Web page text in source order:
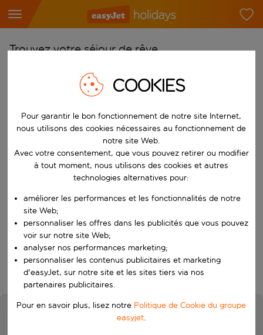
Trouvez votre séjour de rêve
Commencez à taper pour la saisie automatique. Lorsque les
Choisissez votre aéroport
Commencez à taper pour la saisie automatique. Lorsque les
Choisissez votre destination
Vers
Choisissez vos dates
Quand
Qui
Rechercher
COOKIES
Pour garantir le bon fonctionnement de notre site Internet,
nous utilisons des cookies nécessaires au fonctionnement de
notre site Web.
Avec votre consentement, que vous pouvez retirer ou modifier
à tout moment, nous utilisons des cookies et autres
technologies alternatives pour:
améliorer les performances et les fonctionnalités de notre
site Web;
personnaliser les offres dans les publicités que vous pouvez
voir sur notre site Web;
analyser nos performances marketing;
personnaliser les contenus publicitaires et marketing
d'easyJet, sur notre site et les sites tiers via nos
partenaires publicitaires.
Pour en savoir plus, lisez notre Politique de Cookie du groupe
easyjet.